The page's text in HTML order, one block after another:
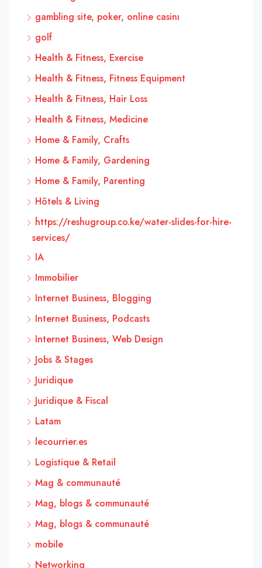
gambling site, poker, online casinı
golf
Health & Fitness, Exercise
Health & Fitness, Fitness Equipment
Health & Fitness, Hair Loss
Health & Fitness, Medicine
Home & Family, Crafts
Home & Family, Gardening
Home & Family, Parenting
Hôtels & Living
https://reshugroup.co.ke/water-slides-for-hire-
services/
IA
Immobilier
Internet Business, Blogging
Internet Business, Podcasts
Internet Business, Web Design
Jobs & Stages
Juridique
Juridique & Fiscal
Latam
lecourrier.es
Logistique & Retail
Mag & communauté
Mag, blogs & communauté
Mag, blogs & communauté
mobile
Networking